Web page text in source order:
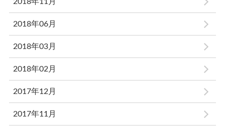
2018年06月
2018年03月
2018年02月
2017年12月
2017年11月